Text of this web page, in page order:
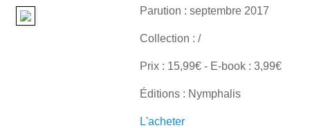
Parution : septembre 2017
Collection : /
Prix : 15,99€ - E-book : 3,99€
Éditions : Nymphalis
L'acheter